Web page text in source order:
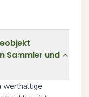
Sammler und
werthaltige